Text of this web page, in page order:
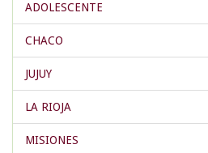
ADOLESCENTE
CHACO
JUJUY
LA RIOJA
MISIONES